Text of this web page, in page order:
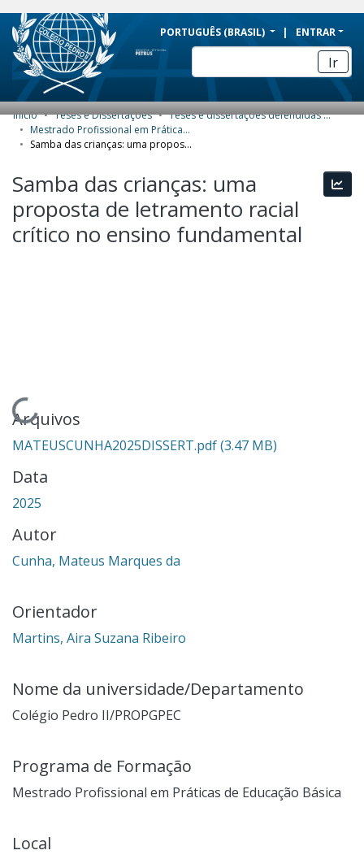
BRAZIL
Simplifique!
Comunica BR
Participe
Acesso à informação
Canais
PORTUGUÊS (BRASIL) ENTRAR
Ir
COMUNIDADES E COLEÇÕES
ESTATÍSTICAS
SOBRE
Início Teses e Dissertações
Teses e dissertações defendidas no CPII
Mestrado Profissional em Práticas de Educação Básica (MPPEB) - Dissertações
Samba das crianças: uma proposta de letramento racial crítico no ensino fundamental
Samba das crianças: uma
proposta de letramento racial
crítico no ensino fundamental
Carregando...
Arquivos
MATEUSCUNHA2025DISSERT.pdf(3.47 MB)
Data
2025
Autor
Cunha, Mateus Marques da
Orientador
Martins, Aira Suzana Ribeiro
Nome da universidade/Departamento
Colégio Pedro II/PROPGPEC
Programa de Formação
Mestrado Profissional em Práticas de Educação Básica
Local